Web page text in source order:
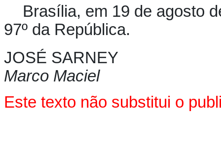
Brasília, em 19 de agosto
97º da República.
JOSÉ SARNEY
Marco Maciel
Este texto não substitui o